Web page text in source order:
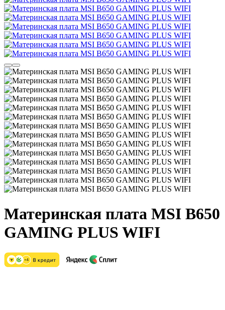
Материнская плата MSI B650
GAMING PLUS WIFI